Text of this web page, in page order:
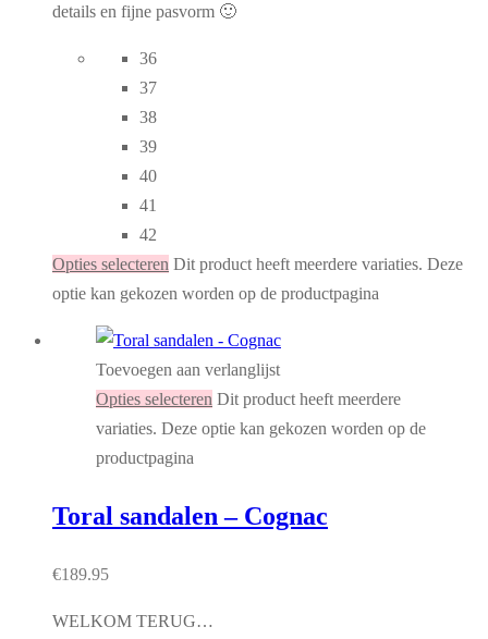
details en fijne pasvorm 🙂
36
37
38
39
40
41
42
Opties selecteren Dit product heeft meerdere variaties. Deze
optie kan gekozen worden op de productpagina
Toevoegen aan verlanglijst
Opties selecteren Dit product heeft meerdere
variaties. Deze optie kan gekozen worden op de
productpagina
Toral sandalen – Cognac
€189.95
WELKOM TERUG…